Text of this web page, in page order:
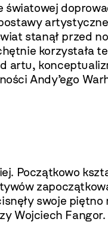
stanął przed
korzystała
artu,
Andy’ego
Początkowo
swoje
Wojciech Fangor.